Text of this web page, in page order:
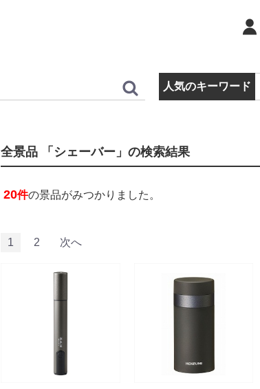
人気のキーワード
全景品 「シェーバー」の検索結果
20件の景品がみつかりました。
1 2 次へ